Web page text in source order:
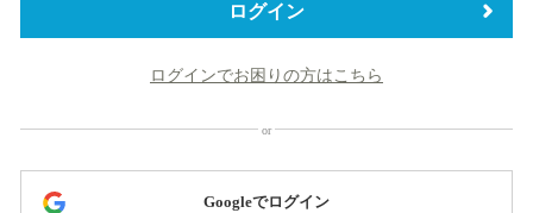
ログイン
ログインでお困りの方はこちら
Googleでログイン